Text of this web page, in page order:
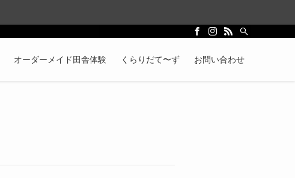
オーダーメイド田舎体験 くらりだて〜ず お問い合わせ